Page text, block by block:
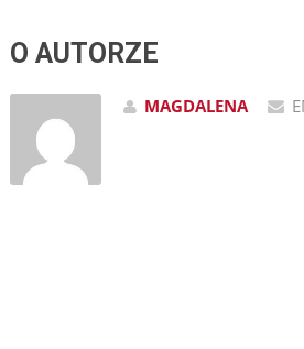
O AUTORZE
MAGDALENA